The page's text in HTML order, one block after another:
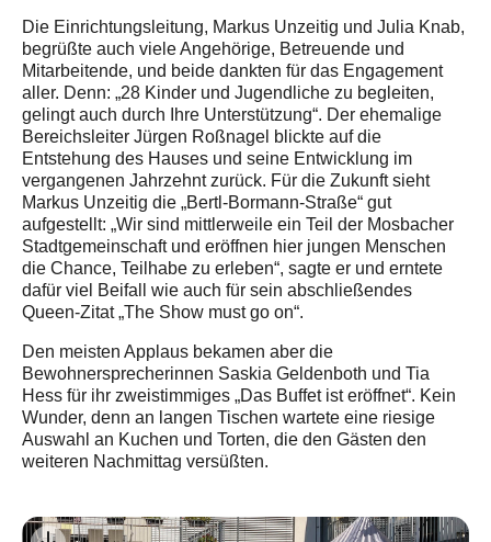
Die Einrichtungsleitung, Markus Unzeitig und Julia Knab,
begrüßte auch viele Angehörige, Betreuende und
Mitarbeitende, und beide dankten für das Engagement
aller. Denn: „28 Kinder und Jugendliche zu begleiten,
gelingt auch durch Ihre Unterstützung“. Der ehemalige
Bereichsleiter Jürgen Roßnagel blickte auf die
Entstehung des Hauses und seine Entwicklung im
vergangenen Jahrzehnt zurück. Für die Zukunft sieht
Markus Unzeitig die „Bertl-Bormann-Straße“ gut
aufgestellt: „Wir sind mittlerweile ein Teil der Mosbacher
Stadtgemeinschaft und eröffnen hier jungen Menschen
die Chance, Teilhabe zu erleben“, sagte er und erntete
dafür viel Beifall wie auch für sein abschließendes
Queen-Zitat „The Show must go on“.
Den meisten Applaus bekamen aber die
Bewohnersprecherinnen Saskia Geldenboth und Tia
Hess für ihr zweistimmiges „Das Buffet ist eröffnet“. Kein
Wunder, denn an langen Tischen wartete eine riesige
Auswahl an Kuchen und Torten, die den Gästen den
weiteren Nachmittag versüßten.